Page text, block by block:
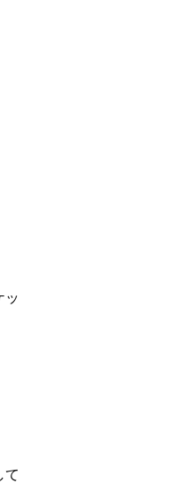
ッ
て